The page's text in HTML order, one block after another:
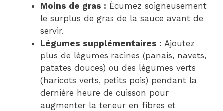
Moins de gras : Écumez soigneusement
le surplus de gras de la sauce avant de
servir.
Légumes supplémentaires : Ajoutez
plus de légumes racines (panais, navets,
patates douces) ou des légumes verts
(haricots verts, petits pois) pendant la
dernière heure de cuisson pour
augmenter la teneur en fibres et